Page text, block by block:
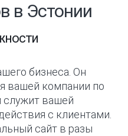
в Эстонии
бизнеса. Он
вашей компании по
служит вашей
с клиентами.
сайт в разы